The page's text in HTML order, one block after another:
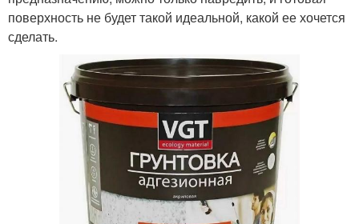
поверхность не будет такой идеальной, какой ее хочется
сделать.